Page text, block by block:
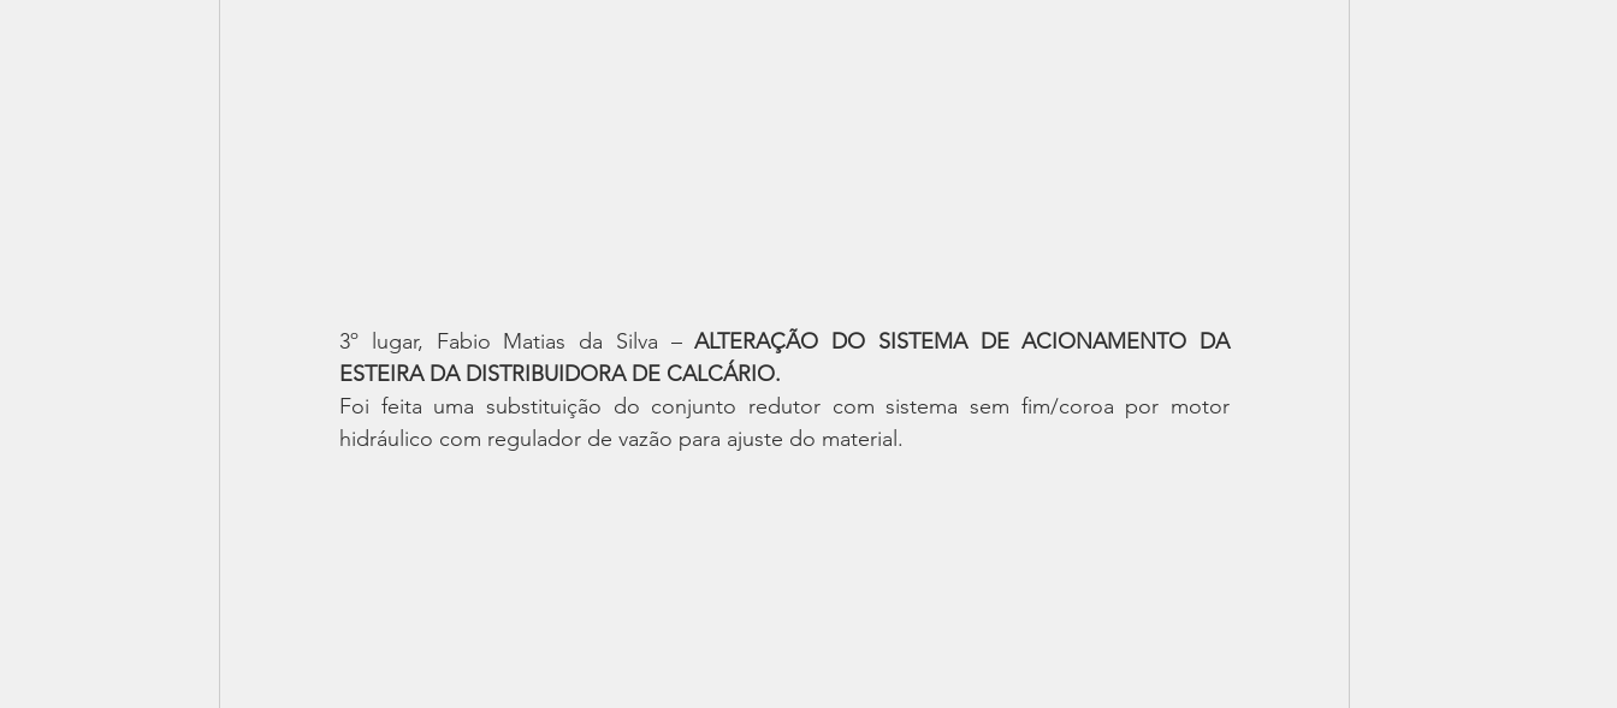
3º lugar, Fabio Matias da Silva – ALTERAÇÃO DO SISTEMA DE ACIONAMENTO DA
ESTEIRA DA DISTRIBUIDORA DE CALCÁRIO.
Foi feita uma substituição do conjunto redutor com sistema sem fim/coroa por motor
hidráulico com regulador de vazão para ajuste do material.